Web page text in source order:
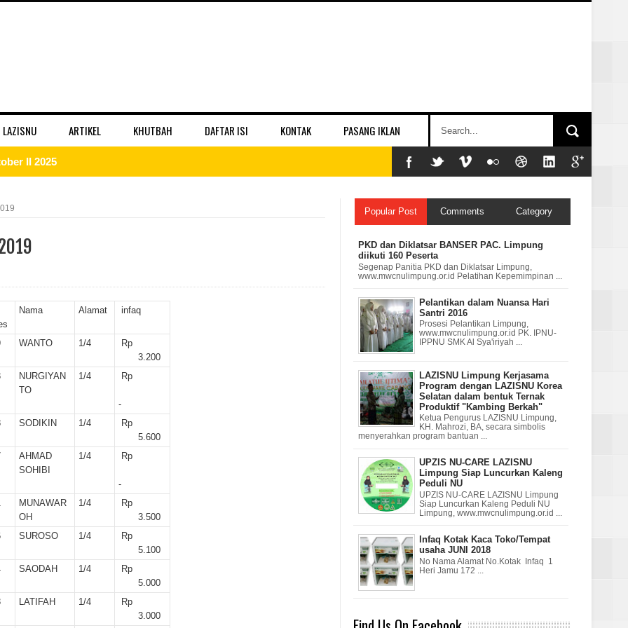
LAZISNU ARTIKEL KHUTBAH DAFTAR ISI KONTAK PASANG IKLAN
II 2025
II 2025
2025
II 2025
II 2025
II 2025
II 2025
II 2025
II 2025
2025
II 2025
II 2025
2025
Nama Alamat infaq
WANTO 1/4
Rp
3.200
NURGIYAN
TO
1/4 Rp
-
SODIKIN 1/4
Rp
5.600
AHMAD
SOHIBI
1/4 Rp
-
MUNAWAR
OH
1/4
Rp
3.500
SUROSO 1/4
Rp
5.100
SAODAH 1/4
Rp
5.000
LATIFAH 1/4
Rp
3.000
Popular Post Comments Category
PKD dan Diklatsar BANSER PAC. Limpung
diikuti 160 Peserta
Segenap Panitia PKD dan Diklatsar Limpung,
www.mwcnulimpung.or.id Pelatihan Kepemimpinan ...
Pelantikan dalam Nuansa Hari
Santri 2016
Prosesi Pelantikan Limpung,
www.mwcnulimpung.or.id PK. IPNU-
IPPNU SMK Al Sya'iriyah ...
LAZISNU Limpung Kerjasama
Program dengan LAZISNU Korea
Selatan dalam bentuk Ternak
Produktif "Kambing Berkah"
Ketua Pengurus LAZISNU Limpung,
KH. Mahrozi, BA, secara simbolis
menyerahkan program bantuan ...
UPZIS NU-CARE LAZISNU
Limpung Siap Luncurkan Kaleng
Peduli NU
UPZIS NU-CARE LAZISNU Limpung
Siap Luncurkan Kaleng Peduli NU
Limpung, www.mwcnulimpung.or.id ...
Infaq Kotak Kaca Toko/Tempat
usaha JUNI 2018
No Nama Alamat No.Kotak Infaq 1
Heri Jamu 172 ...